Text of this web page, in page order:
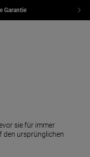
Garantie
sie für immer
den ursprünglichen